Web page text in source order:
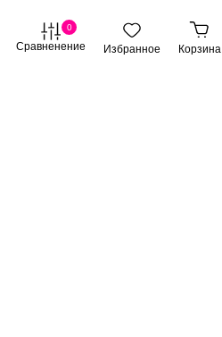
0
Сравненение Избранное Корзина